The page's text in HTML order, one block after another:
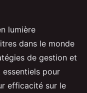
lumière
dans le monde
de gestion et
pour
efficacité sur le